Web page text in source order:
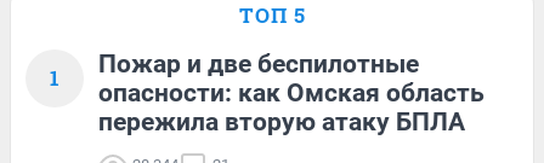
ТОП 5
1
Пожар и две беспилотные
опасности: как Омская область
пережила вторую атаку БПЛА